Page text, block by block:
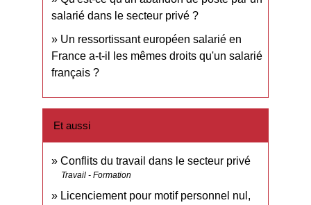
salarié dans le secteur privé ?
Un ressortissant européen salarié en
France a-t-il les mêmes droits qu'un salarié
français ?
Et aussi
Conflits du travail dans le secteur privé
Travail - Formation
Licenciement pour motif personnel nul,